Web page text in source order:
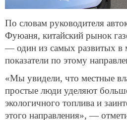
По словам руководителя
Фуюаня, китайский рынок
— один из самых развитых в
показатели по этому
«Мы увидели, что местные
простые люди уделяют
экологичного топлива и
этого направления», —